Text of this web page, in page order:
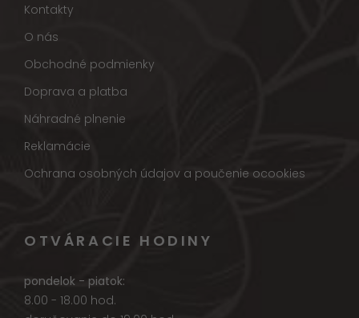
Kontakty
O nás
Obchodné podmienky
Doprava a platba
Náhradné plnenie
Reklamácie
Ochrana osobných údajov a poučenie ocookies
OTVÁRACIE HODINY
pondelok - piatok:
8.00 - 18.00 hod.